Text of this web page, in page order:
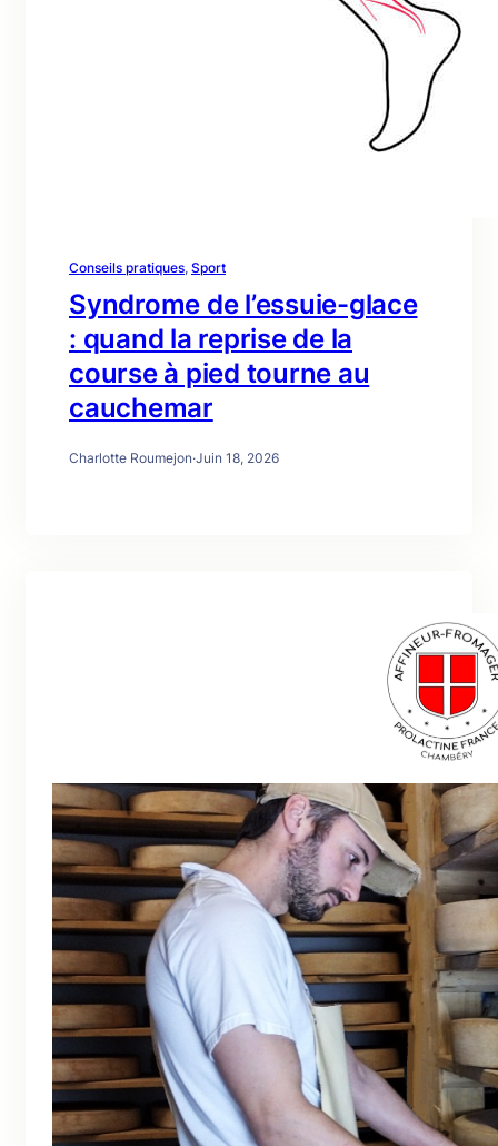
Conseils pratiques, Sport
Syndrome de l’essuie-glace
: quand la reprise de la
course à pied tourne au
cauchemar
Charlotte Roumejon·Juin 18, 2026